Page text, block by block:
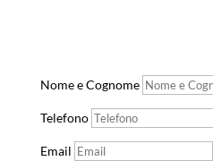
Nome e Cognome
Telefono
Email